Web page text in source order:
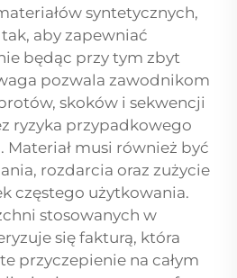
syntetycznych,
aby zapewniać
będąc przy tym zbyt
pozwala zawodnikom
skoków i sekwencji
ryzyka przypadkowego
Materiał musi również być
rozdarcia oraz zużycie
częstego użytkowania.
stosowanych w
się fakturą, która
przyczepienie na całym